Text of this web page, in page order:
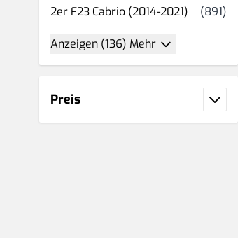
2er F23 Cabrio (2014-2021)
(891)
Anzeigen (136) Mehr
Preis